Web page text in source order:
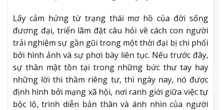
Lấy cảm hứng từ trạng thái mơ hồ của đời sống
đương đại, triển lãm đặt câu hỏi về cách con người
trải nghiệm sự gần gũi trong một thời đại bị chi phối
bởi hình ảnh và sự phơi bày liên tục. Nếu trước đây,
sự thân mật tồn tại trong những bức thư tay hay
những lời thì thầm riêng tư, thì ngày nay, nó được
định hình bởi mạng xã hội, nơi ranh giới giữa việc tự
bộc lộ, trình diễn bản thân và ánh nhìn của người